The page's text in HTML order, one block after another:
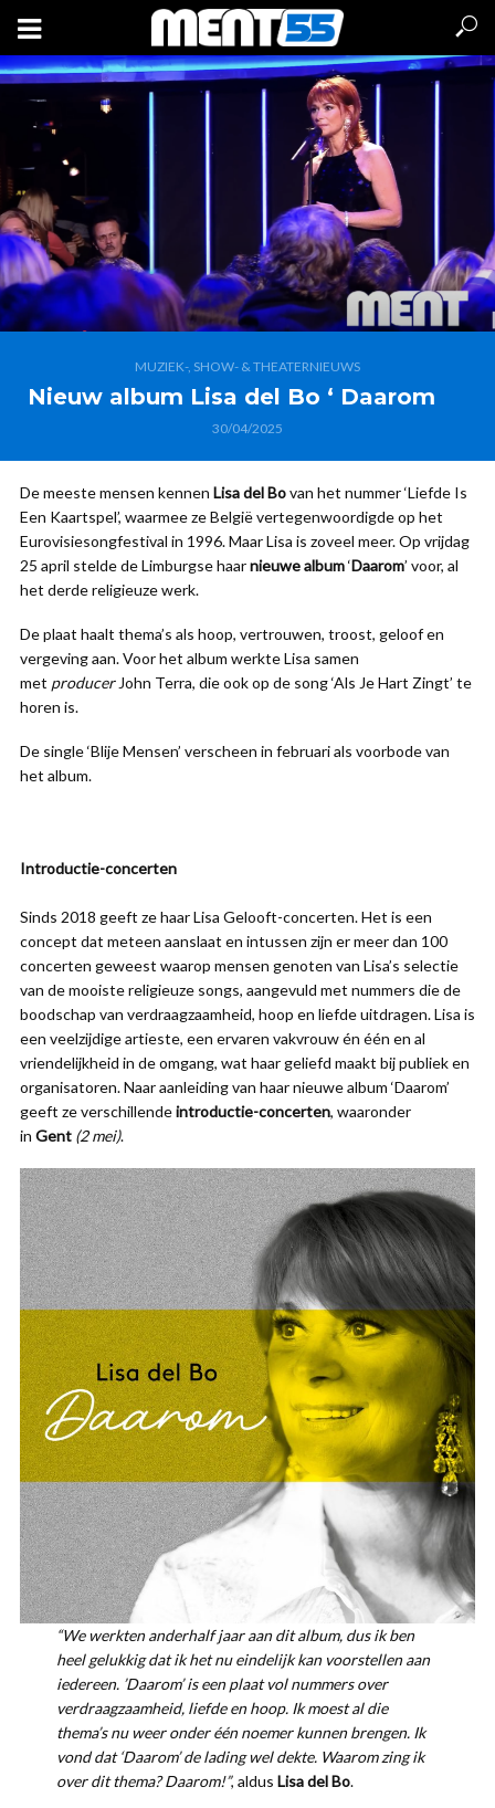
MUZIEK-, SHOW- & THEATERNIEUWS
Nieuw album Lisa del Bo ‘ Daarom
30/04/2025
De meeste mensen kennen Lisa del Bovan het nummer ‘Liefde Is
Een Kaartspel’, waarmee ze België vertegenwoordigde op het
Eurovisiesongfestival in 1996. Maar Lisa is zoveel meer. Op vrijdag
25 april stelde de Limburgse haarnieuwe album‘Daarom’ voor, al
het derde religieuze werk.
De plaat haalt thema’s als hoop, vertrouwen, troost, geloof en
vergeving aan. Voor het album werkte Lisa samen
met producer John Terra, die ook op de song ‘Als Je Hart Zingt’ te
horen is.
De single ‘Blije Mensen’ verscheen in februari als voorbode van
het album.
Introductie-concerten
Sinds 2018 geeft ze haar Lisa Gelooft-concerten. Het is een
concept dat meteen aanslaat en intussen zijn er meer dan 100
concerten geweest waarop mensen genoten van Lisa’s selectie
van de mooiste religieuze songs, aangevuld met nummers die de
boodschap van verdraagzaamheid, hoop en liefde uitdragen. Lisa is
een veelzijdige artieste, een ervaren vakvrouw én één en al
vriendelijkheid in de omgang, wat haar geliefd maakt bij publiek en
organisatoren. Naar aanleiding van haar nieuwe album ‘Daarom’
geeft ze verschillendeintroductie-concerten, waaronder
in Gent (2 mei).
“We werkten anderhalf jaar aan dit album, dus ik ben
heel gelukkig dat ik het nu eindelijk kan voorstellen aan
iedereen. ’Daarom’ is een plaat vol nummers over
verdraagzaamheid, liefde en hoop. Ik moest al die
thema’s nu weer onder één noemer kunnen brengen. Ik
vond dat ‘Daarom’ de lading wel dekte. Waarom zing ik
over dit thema? Daarom!”, aldus Lisa del Bo.